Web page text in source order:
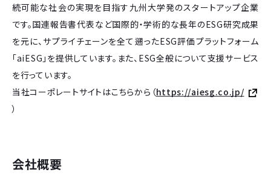
続可能な社会の実現を目指す九州大学発のスタートアップ企業
です。国連報告書代表など国際的・学術的な長年のESG研究成果
を元に、サプライチェーンを全て遡ったESG評価プラットフォーム
「aiESG」を提供しています。また、ESG全般について支援サービス
を行っています。
当社コーポレートサイトはこちらから（https://aiesg.co.jp/
）
会社概要